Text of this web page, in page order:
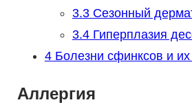
3.3Сезонный
3.4Гиперплазия
4Болезни сфинксов и
Аллергия